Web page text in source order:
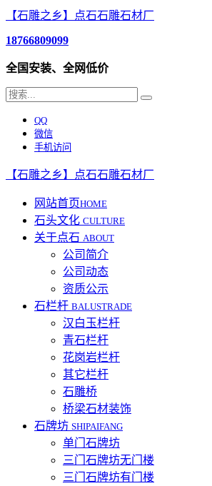
【石雕之乡】点石石雕石材厂
18766809099
全国安装、全网低价
QQ
微信
手机访问
【石雕之乡】点石石雕石材厂
网站首页HOME
石头文化 CULTURE
关于点石 ABOUT
公司简介
公司动态
资质公示
石栏杆 BALUSTRADE
汉白玉栏杆
青石栏杆
花岗岩栏杆
其它栏杆
石雕桥
桥梁石材装饰
石牌坊 SHIPAIFANG
单门石牌坊
三门石牌坊无门楼
三门石牌坊有门楼